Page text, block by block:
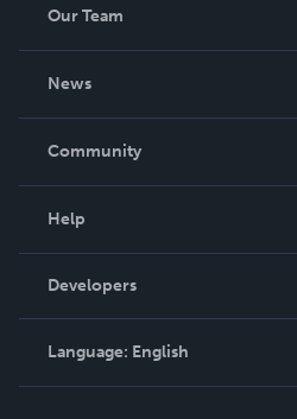
Our Team
News
In The News
Community
Podcast
Help
Order Lookup
Knowledge Base
Contact Support
Developers
Language: English